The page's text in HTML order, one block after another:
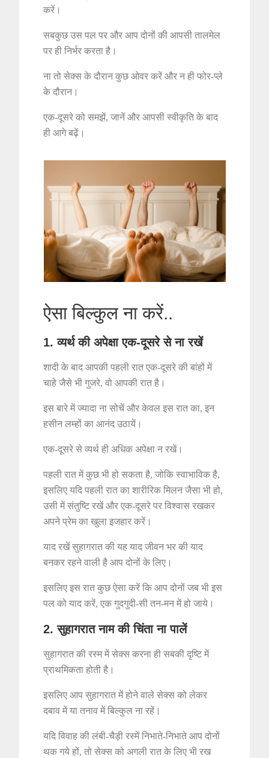
करें।
सबकुछ उस पल पर और आप दोनों की आपसी तालमेल
पर ही निर्भर करता है।
ना तो सेक्स के दौरान कुछ ओवर करें और न ही फोर-प्ले
के दौरान।
एक-दूसरे को समझें, जानें और आपसी स्वीकृति के बाद
ही आगे बढ़ें।
ऐसा बिल्कुल ना करें..
1. व्यर्थ की अपेक्षा एक-दूसरे से ना रखें
शादी के बाद आपकी पहली रात एक-दूसरे की बांहों में
चाहे जैसे भी गुजरे, वो आपकी रात है।
इस बारे में ज्यादा ना सोचें और केवल इस रात का, इन
हसीन लम्हों का आनंद उठायें।
एक-दूसरे से व्यर्थ ही अधिक अपेक्षा न रखें।
पहली रात में कुछ भी हो सकता है, जोकि स्वाभाविक है,
इसलिए यदि पहली रात का शारीरिक मिलन जैसा भी हो,
उसी में संतुष्टि रखें और एक-दूसरे पर विश्वास रखकर
अपने प्रेम का खुला इजहार करें।
याद रखें सुहागरात की यह याद जीवन भर की याद
बनकर रहने वाली है आप दोनों के लिए।
इसलिए इस रात कुछ ऐसा करें कि आप दोनों जब भी इस
पल को याद करें, एक गुदगुदी-सी तन-मन में हो जाये।
2. सुहागरात नाम की चिंता ना पालें
सुहागरात की रस्म में सेक्स करना ही सबकी दृष्टि में
प्राथमिकता होती है।
इसलिए आप सुहागरात में होने वाले सेक्स को लेकर
दबाव में या तनाव में बिल्कुल ना रहें।
यदि विवाह की लंबी-चैड़ी रस्में निभाते-निभाते आप दोनों
थक गये हों, तो सेक्स को अगली रात के लिए भी रख